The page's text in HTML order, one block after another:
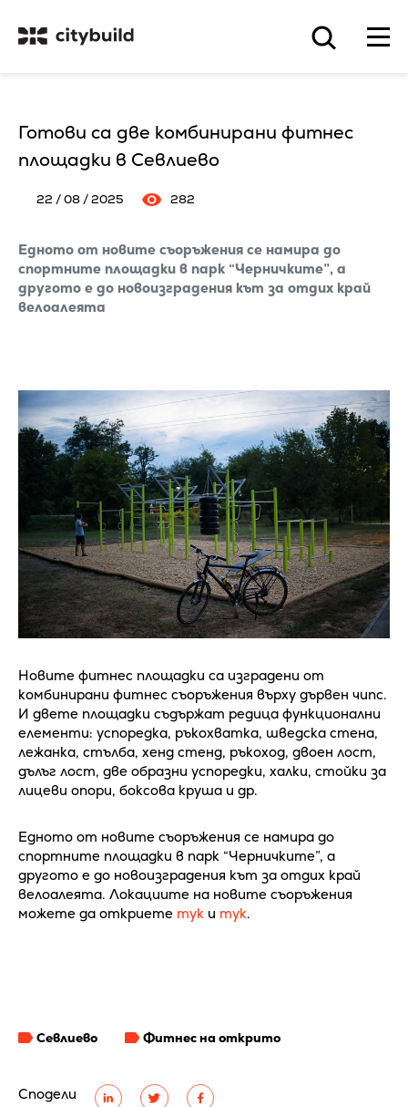
Сподели
Готови са две комбинирани фитнес
площадки в Севлиево
22 / 08 / 2025 282
Едното от новите съоръжения се намира до
спортните площадки в парк “Черничките”, а
другото е до новоизградения кът за отдих край
велоалеята
Новите фитнес площадки са изградени от
комбинирани фитнес съоръжения върху дървен чипс.
И двете площадки съдържат редица функционални
елементи: успоредка, ръкохватка, шведска стена,
лежанка, стълба, хенд стенд, ръкоход, двоен лост,
дълъг лост, две образни успоредки, халки, стойки за
лицеви опори, боксова круша и др.
Едното от новите съоръжения се намира до
спортните площадки в парк “Черничките”, а
другото е до новоизградения кът за отдих край
велоалеята. Локациите на новите съоръжения
можете да откриете тук и тук.
Севлиево Фитнес на открито